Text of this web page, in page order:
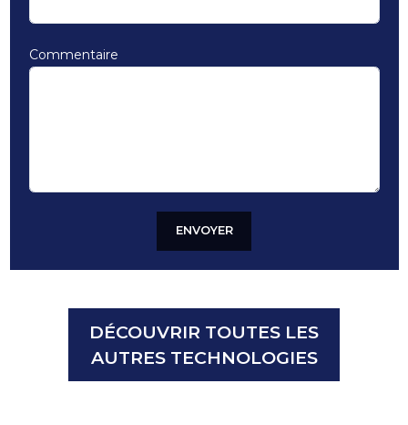
Commentaire
ENVOYER
DÉCOUVRIR TOUTES LES
AUTRES TECHNOLOGIES